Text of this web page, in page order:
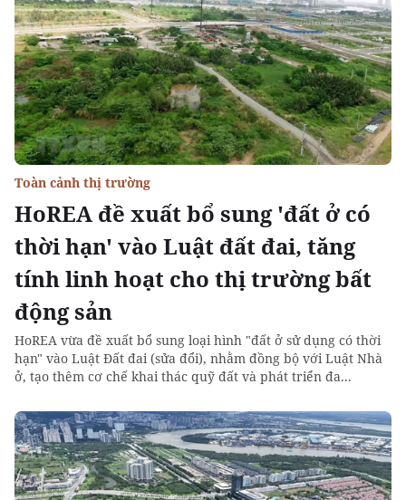
HoREA đề xuất bổ sung 'đất ở có
thời hạn' vào Luật đất đai, tăng
tính linh hoạt cho thị trường bất
động sản
Toàn cảnh thị trường
HoREA vừa đề xuất bổ sung loại hình "đất ở sử dụng có thời
hạn" vào Luật Đất đai (sửa đổi), nhằm đồng bộ với Luật Nhà
ở, tạo thêm cơ chế khai thác quỹ đất và phát triển đa...